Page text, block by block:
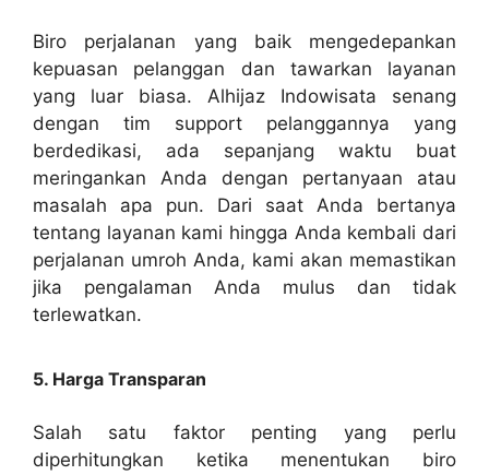
Biro perjalanan yang baik mengedepankan
kepuasan pelanggan dan tawarkan layanan
yang luar biasa. Alhijaz Indowisata senang
dengan tim support pelanggannya yang
berdedikasi, ada sepanjang waktu buat
meringankan Anda dengan pertanyaan atau
masalah apa pun. Dari saat Anda bertanya
tentang layanan kami hingga Anda kembali dari
perjalanan umroh Anda, kami akan memastikan
jika pengalaman Anda mulus dan tidak
terlewatkan.
5. Harga Transparan
Salah satu faktor penting yang perlu
diperhitungkan ketika menentukan biro